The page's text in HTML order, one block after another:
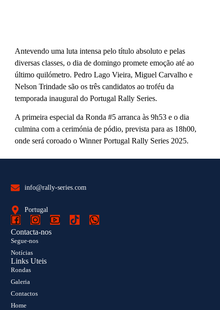
Antevendo uma luta intensa pelo título absoluto e pelas
diversas classes, o dia de domingo promete emoção até ao
último quilómetro. Pedro Lago Vieira, Miguel Carvalho e
Nelson Trindade são os três candidatos ao troféu da
temporada inaugural do Portugal Rally Series.
A primeira especial da Ronda #5 arranca às 9h53 e o dia
culmina com a cerimónia de pódio, prevista para as 18h00,
onde será coroado o Winner Portugal Rally Series 2025.
info@rally-series.com
Portugal
Contacta-nos
Segue-nos
Notícias
Links Uteis
Rondas
Galeria
Contactos
Home